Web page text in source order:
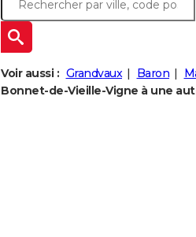
Voir aussi : Grandvaux Baron
Bonnet-de-Vieille-Vigne à une